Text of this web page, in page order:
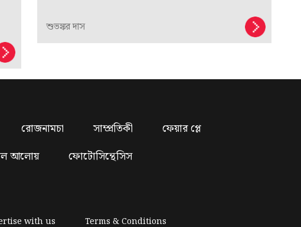
শুভঙ্কর দাস
রোজনামচা সাম্প্রতিকী
ফেয়ার প্লে
আলোয়
ফোটোসিন্থেসিস
with us Terms & Conditions